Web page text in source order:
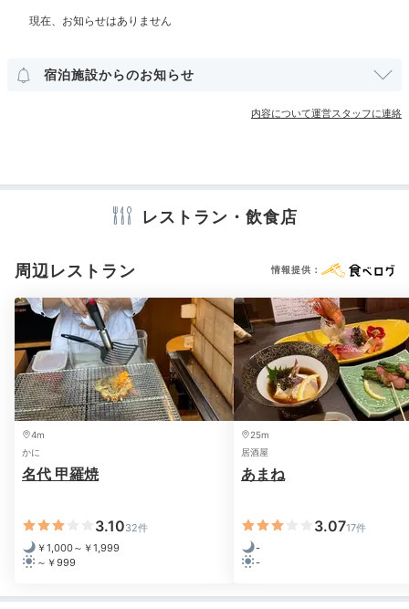
16:30
おしゃれな浴衣姿で
城崎温泉の町並み(柳通り) 宿
宿で借りられる色浴衣を着て、目の前に広がる柳通りを
ぶらり。食事をしたり、城崎温泉名物の「外湯めぐり」
を楽しんではいかが。「外湯」と呼ばれる7つの共同温
泉浴場は、いずれも宿から徒歩圏内にありますよ。
its_me_anlina
夜は、城崎温泉街の「をり鶴」さんでお寿司を頂きました。絶品で
した♡
その他館内施設
歯ブラシ カミソリ 洗顔
※設備・アメニティは、確認が取れている情報を表示しています。
宿泊施設からのお知らせ
内容について運営スタッフに連絡
レストラン・飲食店
周辺レストラン 情報提供：
4m
かに
名代 甲羅焼
3.1032件
￥1,000～￥1,999
～￥999
25m
居酒屋
あまね
3.0717件
-
-